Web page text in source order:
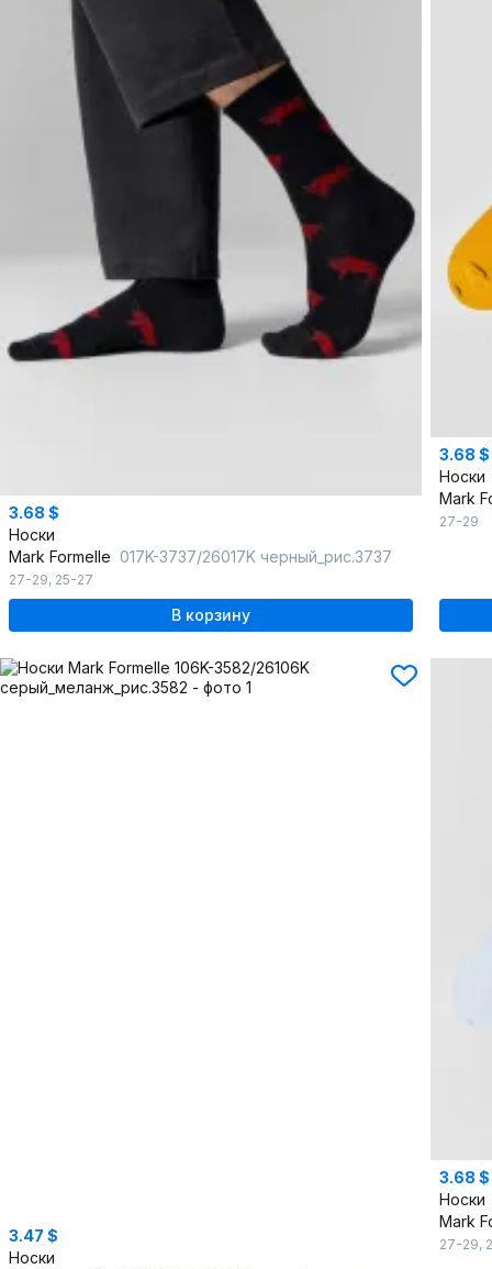
3.68 $
Носки
Mark Formelle 017K-3737/26017K черный_рис.3737
27-29, 25-27
В корзину
3.68 $
Носки
Mark
27-29
3.47 $
Носки
3.68 $
Носки
Mark
27-29,